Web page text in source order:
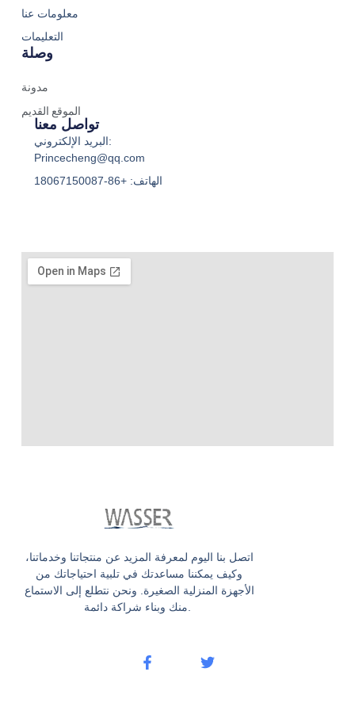
اتصل بنا اليوم لمعرفة المزيد عن منتجاتنا وخدماتنا،
وكيف يمكننا مساعدتك في تلبية احتياجاتك من
الأجهزة المنزلية الصغيرة. ونحن نتطلع إلى الاستماع
معلومات عنا
التعليمات
وصلة
مدونة
الموقع القديم
تواصل معنا
البريد الإلكتروني:
Princecheng@qq.com